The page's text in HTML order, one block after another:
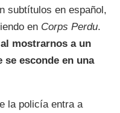
subtítulos en español,
en Corps Perdu.
mostrarnos a un
esconde en una
la policía entra a